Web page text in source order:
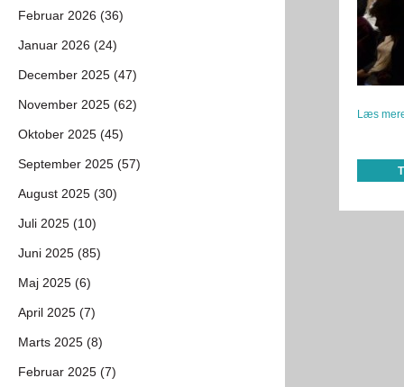
Læs
Februar 2026 (36)
Januar 2026 (24)
December 2025 (47)
November 2025 (62)
Oktober 2025 (45)
September 2025 (57)
August 2025 (30)
Juli 2025 (10)
Juni 2025 (85)
Maj 2025 (6)
April 2025 (7)
Marts 2025 (8)
Februar 2025 (7)